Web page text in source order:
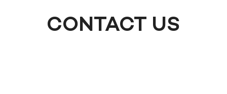
CONTACT US